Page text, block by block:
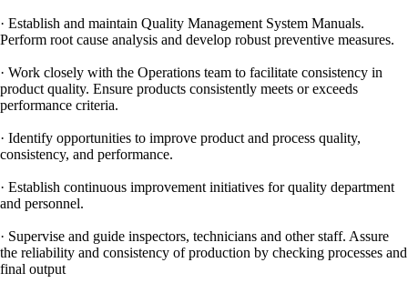
· Establish and maintain Quality Management System Manuals.
Perform root cause analysis and develop robust preventive measures.
· Work closely with the Operations team to facilitate consistency in
product quality. Ensure products consistently meets or exceeds
performance criteria.
· Identify opportunities to improve product and process quality,
consistency, and performance.
· Establish continuous improvement initiatives for quality department
and personnel.
· Supervise and guide inspectors, technicians and other staff. Assure
the reliability and consistency of production by checking processes and
final output